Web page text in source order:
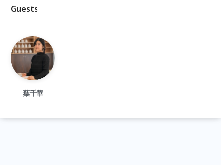
Guests
葉千華